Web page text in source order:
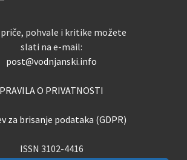
priče, pohvale i kritike možete
slati na e-mail:
post@vodnjanski.info
PRAVILA O PRIVATNOSTI
za brisanje podataka (GDPR)
ISSN 3102-4416